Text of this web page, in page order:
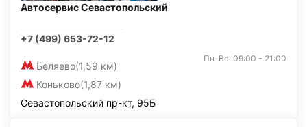
Автосервис Севастопольский
+7 (499) 653-72-12
Беляево(1,59 км)
Коньково(1,87 км)
Пн-Вс: 09:00 - 21:00
Севастопольский пр-кт, 95Б